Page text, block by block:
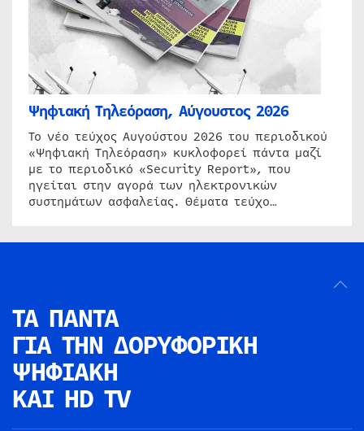
Ψηφιακή Τηλεόραση, Αύγουστος 2026
Το νέο τεύχος Αυγούστου 2026 του περιοδικού
«Ψηφιακή Τηλεόραση» κυκλοφορεί πάντα μαζί
με το περιοδικό «Security Report», που
ηγείται στην αγορά των ηλεκτρονικών
συστημάτων ασφαλείας. Θέματα τεύχο…
ΤΑ ΠΑΝΤΑ
ΓΙΑ ΤΗΝ ΔΟΡΥΦΟΡΙΚΗ
ΨΗΦΙΑΚΗ
ΚΑΙ HD TV